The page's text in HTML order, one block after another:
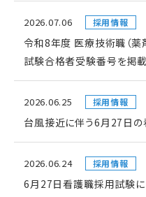
2026.07.06 採用情報
令和8年度 医療技術職（薬
試験合格者受験番号を掲
2026.06.25 採用情報
台風接近に伴う6月27日
2026.06.24 採用情報
6月27日看護職採用試験